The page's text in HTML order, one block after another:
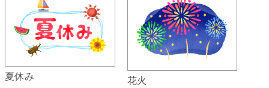
夏休み 花火